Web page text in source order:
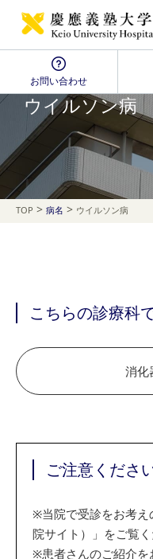
お問い合わせ
Disease Name Search
ウイルソン病
TOP > 病名 > ウイルソン病
こちらの診療科
消化
ご注意くださ
※当院で受診をお考
院サイト）」をご覧く
※患者さんのご紹介